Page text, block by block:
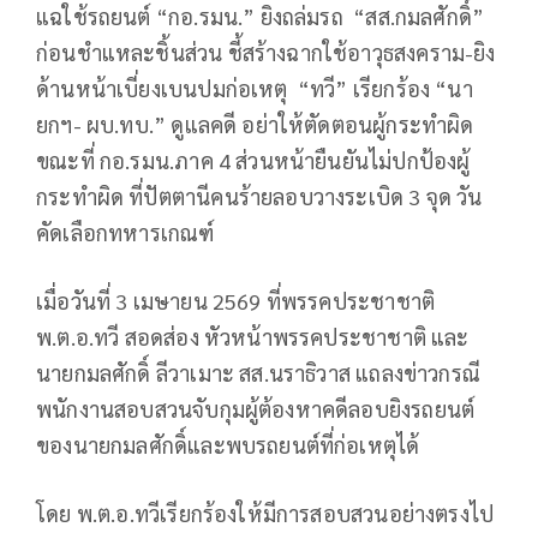
แฉใช้รถยนต์ “กอ.รมน.” ยิงถล่มรถ “สส.กมลศักดิ์”
ก่อนชำแหละชิ้นส่วน ชี้สร้างฉากใช้อาวุธสงคราม-ยิง
ด้านหน้าเบี่ยงเบนปมก่อเหตุ “ทวี” เรียกร้อง “นา
ยกฯ- ผบ.ทบ.” ดูแลคดี อย่าให้ตัดตอนผู้กระทำผิด
ขณะที่ กอ.รมน.ภาค 4 ส่วนหน้ายืนยันไม่ปกป้องผู้
กระทำผิด ที่ปัตตานีคนร้ายลอบวางระเบิด 3 จุด วัน
คัดเลือกทหารเกณฑ์
เมื่อวันที่ 3 เมษายน 2569 ที่พรรคประชาชาติ
พ.ต.อ.ทวี สอดส่อง หัวหน้าพรรคประชาชาติ และ
นายกมลศักดิ์ ลีวาเมาะ สส.นราธิวาส แถลงข่าวกรณี
พนักงานสอบสวนจับกุมผู้ต้องหาคดีลอบยิงรถยนต์
ของนายกมลศักดิ์และพบรถยนต์ที่ก่อเหตุได้
โดย พ.ต.อ.ทวีเรียกร้องให้มีการสอบสวนอย่างตรงไป